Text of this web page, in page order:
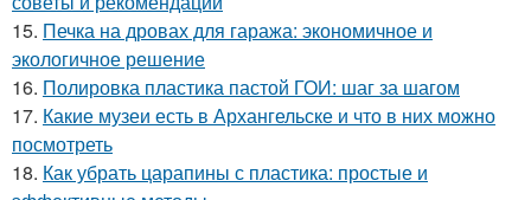
15. Печка на дровах для гаража: экономичное и
экологичное решение
16. Полировка пластика пастой ГОИ: шаг за шагом
17. Какие музеи есть в Архангельске и что в них можно
посмотреть
18. Как убрать царапины с пластика: простые и